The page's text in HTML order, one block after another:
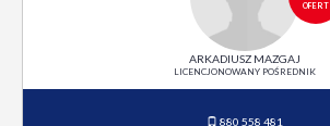
OFERT
ARKADIUSZ MAZGAJ
LICENCJONOWANY POŚREDNIK
880 558 481